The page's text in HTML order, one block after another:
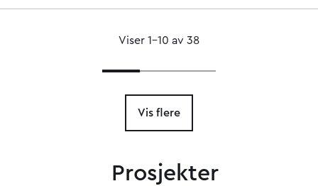
Viser 1–10 av 38
Vis flere
Prosjekter